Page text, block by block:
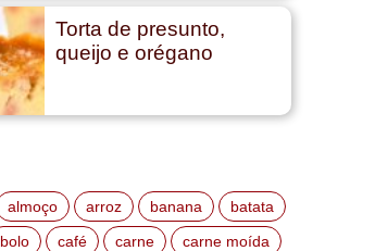
Torta de presunto,
queijo e orégano
almoço arroz banana
batata
bolo café carne
carne moída